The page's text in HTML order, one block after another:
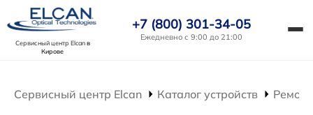
Сервисный центр Elcanв
Кирове
+7 (800) 301-34-05
Ежедневно с 9:00 до 21:00
Сервисный центр Elcan Каталог устройств